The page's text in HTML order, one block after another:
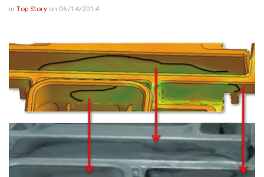
inTop Story on 06/14/2014